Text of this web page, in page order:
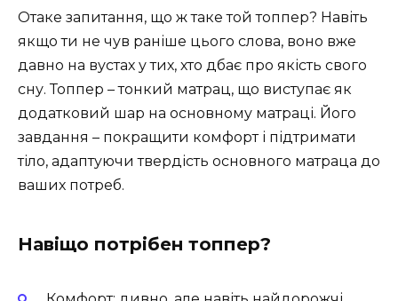
Отаке запитання, що ж таке той топпер? Навіть
якщо ти не чув раніше цього слова, воно вже
давно на вустах у тих, хто дбає про якість свого
сну. Топпер – тонкий матрац, що виступає як
додатковий шар на основному матраці. Його
завдання – покращити комфорт і підтримати
тіло, адаптуючи твердість основного матраца до
ваших потреб.
Навіщо потрібен топпер?